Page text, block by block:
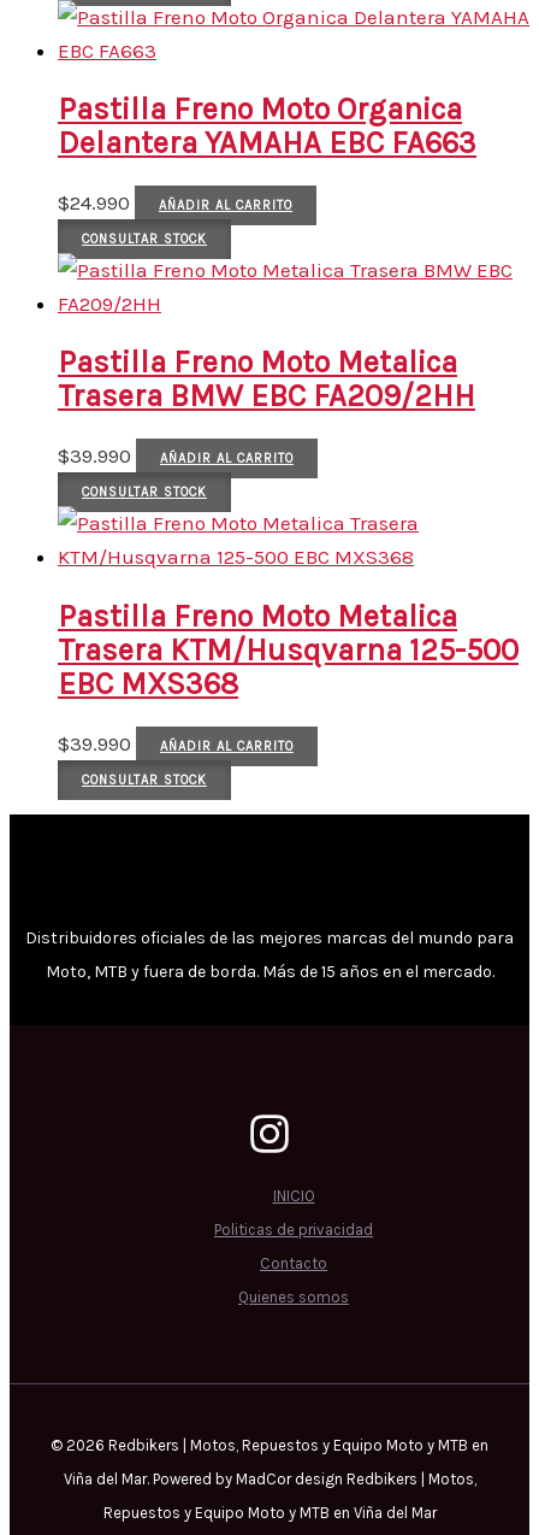
Pastilla Freno Moto Organica
Delantera YAMAHA EBC FA663
$24.990 AÑADIR AL CARRITO
CONSULTAR STOCK
Pastilla Freno Moto Metalica
Trasera BMW EBC FA209/2HH
$39.990 AÑADIR AL CARRITO
CONSULTAR STOCK
Pastilla Freno Moto Metalica
Trasera KTM/Husqvarna 125-500
EBC MXS368
$39.990 AÑADIR AL CARRITO
CONSULTAR STOCK
Distribuidores oficiales de las mejores marcas del mundo para
Moto, MTB y fuera de borda. Más de 15 años en el mercado.
INICIO
Politicas de privacidad
Contacto
Quienes somos
© 2026 Redbikers | Motos, Repuestos y Equipo Moto y MTB en
Viña del Mar. Powered by MadCor design Redbikers | Motos,
Repuestos y Equipo Moto y MTB en Viña del Mar